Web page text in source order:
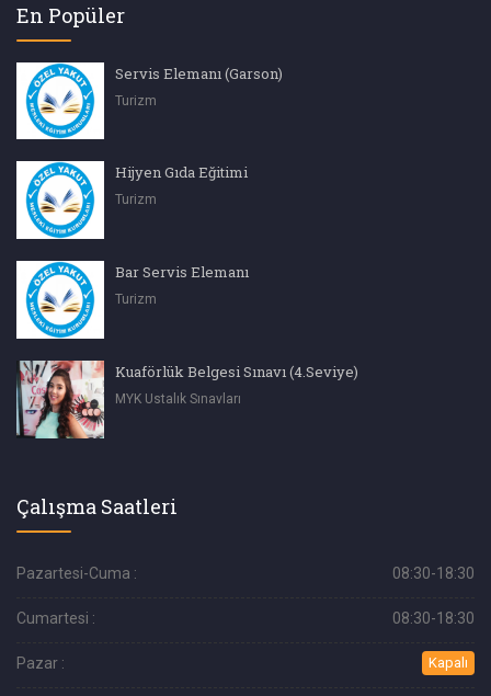
En Popüler
Servis Elemanı (Garson)
Turizm
Hijyen Gıda Eğitimi
Turizm
Bar Servis Elemanı
Turizm
Kuaförlük Belgesi Sınavı (4.Seviye)
MYK Ustalık Sınavları
Çalışma Saatleri
Pazartesi-Cuma : 08:30-18:30
Cumartesi : 08:30-18:30
Pazar : Kapalı